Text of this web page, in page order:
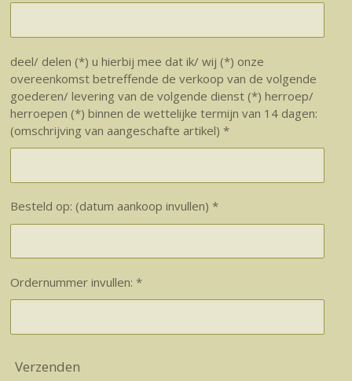
deel/ delen (*) u hierbij mee dat ik/ wij (*) onze
overeenkomst betreffende de verkoop van de volgende
goederen/ levering van de volgende dienst (*) herroep/
herroepen (*) binnen de wettelijke termijn van 14 dagen:
(omschrijving van aangeschafte artikel) *
Besteld op: (datum aankoop invullen) *
Ordernummer invullen: *
Verzenden